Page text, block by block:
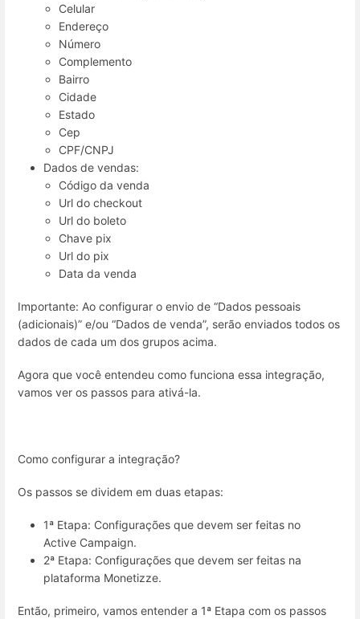
Celular
Endereço
Número
Complemento
Bairro
Cidade
Estado
Cep
CPF/CNPJ
Dados de vendas:
Código da venda
Url do checkout
Url do boleto
Chave pix
Url do pix
Data da venda
Importante: Ao configurar o envio de “Dados pessoais
(adicionais)” e/ou “Dados de venda”, serão enviados todos os
dados de cada um dos grupos acima.
Agora que você entendeu como funciona essa integração,
vamos ver os passos para ativá-la.
Como configurar a integração?
Os passos se dividem em duas etapas:
1ª Etapa: Configurações que devem ser feitas no
Active Campaign.
2ª Etapa: Configurações que devem ser feitas na
plataforma Monetizze.
Então, primeiro, vamos entender a 1ª Etapa com os passos